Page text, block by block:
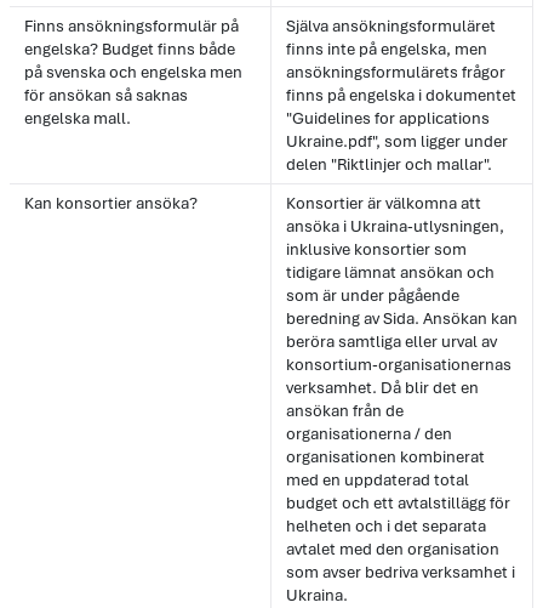
Finns ansökningsformulär på
engelska? Budget finns både
på svenska och engelska men
för ansökan så saknas
engelska mall.
Själva ansökningsformuläret
finns inte på engelska, men
ansökningsformulärets frågor
finns på engelska i dokumentet
"Guidelines for applications
Ukraine.pdf", som ligger under
delen "Riktlinjer och mallar".
Kan konsortier ansöka?
Konsortier är välkomna att
ansöka i Ukraina-utlysningen,
inklusive konsortier som
tidigare lämnat ansökan och
som är under pågående
beredning av Sida. Ansökan kan
beröra samtliga eller urval av
konsortium-organisationernas
verksamhet. Då blir det en
ansökan från de
organisationerna / den
organisationen kombinerat
med en uppdaterad total
budget och ett avtalstillägg för
helheten och i det separata
avtalet med den organisation
som avser bedriva verksamhet i
Ukraina.